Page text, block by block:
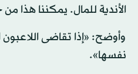
الأندية للمال. يمكننا هذا من
وأوضح: «إذا تقاضى اللاعبون
نفسها».